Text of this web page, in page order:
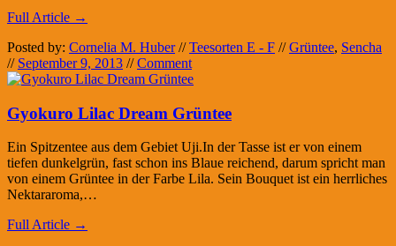
Full Article →
Posted by: Cornelia M. Huber // Teesorten E - F // Grüntee, Sencha
// September 9, 2013 //Comment
Gyokuro Lilac Dream Grüntee
Ein Spitzentee aus dem Gebiet Uji.In der Tasse ist er von einem
tiefen dunkelgrün, fast schon ins Blaue reichend, darum spricht man
von einem Grüntee in der Farbe Lila. Sein Bouquet ist ein herrliches
Nektararoma,…
Full Article →